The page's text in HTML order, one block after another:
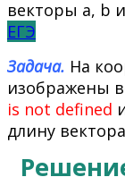
ЕГЭ
Задача. На
изображены
is not defined
длину вектора